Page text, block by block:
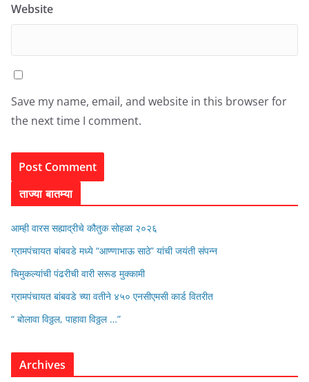
Website
Save my name, email, and website in this browser for
the next time I comment.
ताज्या बातम्या
आम्ही वारस सह्याद्रीचे कौतुक सोहळा २०२६
ग्रामपंचायत बांबवडे मध्ये “आण्णाभाऊ साठे” यांची जयंती संपन्न
चिमुकल्यांची पंढरीची वारी सरूड मुक्कामी
ग्रामपंचायत बांबवडे च्या वतीने ४५० एनसीएमसी कार्ड वितरीत
“ बोलावा विठ्ठल, पाहावा विठ्ठल …”
Archives